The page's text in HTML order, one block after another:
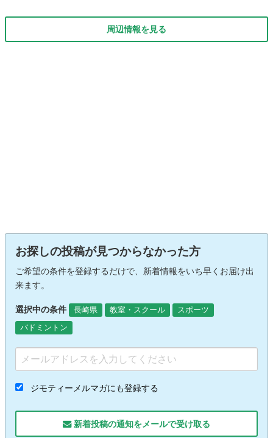
周辺情報を見る
お探しの投稿が見つからなかった方
ご希望の条件を登録するだけで、新着情報をいち早くお届け出
来ます。
選択中の条件 長崎県 教室・スクール
スポーツ
バドミントン
ジモティーメルマガにも登録する
新着投稿の通知をメールで受け取る